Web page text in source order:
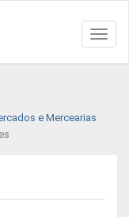
e Mercearias